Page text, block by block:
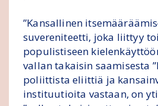
”Kansallinen
suvereniteetti, joka liittyy
populistiseen
vallan takaisin saamisesta
poliittista eliittiä ja
instituutioita vastaan, on